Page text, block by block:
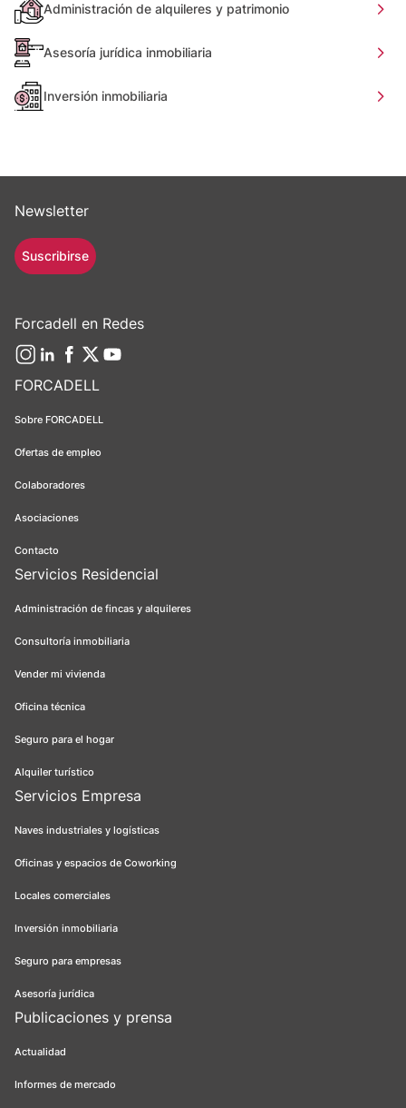
Administración de alquileres y patrimonio
Asesoría jurídica inmobiliaria
Inversión inmobiliaria
FORCADELL
Sobre FORCADELL
Ofertas de empleo
Colaboradores
Asociaciones
Contacto
Servicios Residencial
Administración de fincas y alquileres
Consultoría inmobiliaria
Vender mi vivienda
Oficina técnica
Seguro para el hogar
Alquiler turístico
Servicios Empresa
Naves industriales y logísticas
Oficinas y espacios de Coworking
Locales comerciales
Inversión inmobiliaria
Seguro para empresas
Asesoría jurídica
Publicaciones y prensa
Actualidad
Informes de mercado
Newsletter
Suscribirse
Forcadell en Redes